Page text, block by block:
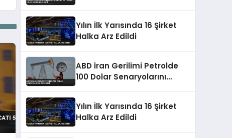
Yılın İlk Yarısında 16 Şirket
Halka Arz Edildi
ABD İran Gerilimi Petrolde
100 Dolar Senaryolarını
Yılın İlk Yarısında 16 Şirket
Halka Arz Edildi